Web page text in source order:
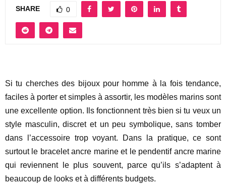
SHARE 0
Si tu cherches des bijoux pour homme à la fois tendance,
faciles à porter et simples à assortir, les modèles marins sont
une excellente option. Ils fonctionnent très bien si tu veux un
style masculin, discret et un peu symbolique, sans tomber
dans l’accessoire trop voyant. Dans la pratique, ce sont
surtout le bracelet ancre marine et le pendentif ancre marine
qui reviennent le plus souvent, parce qu’ils s’adaptent à
beaucoup de looks et à différents budgets.